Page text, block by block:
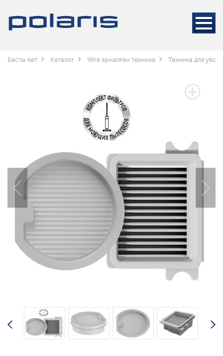
Басты бет Каталог Үйге арналған техника Техника для